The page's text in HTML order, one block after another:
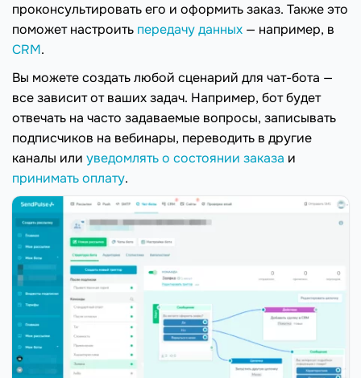
проконсультировать его и оформить заказ. Также это
поможет настроить передачу данных — например, в
CRM.
Вы можете создать любой сценарий для чат-бота —
все зависит от ваших задач. Например, бот будет
отвечать на часто задаваемые вопросы, записывать
подписчиков на вебинары, переводить в другие
каналы или уведомлять о состоянии заказа и
принимать оплату.